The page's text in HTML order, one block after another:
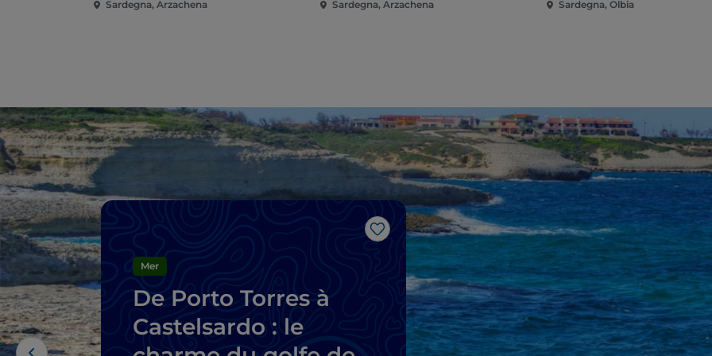
Sardegna, Arzachena Sardegna, Arzachena Sardegna, Olbia
J’aime
Mer
De Porto Torres à
Castelsardo : le